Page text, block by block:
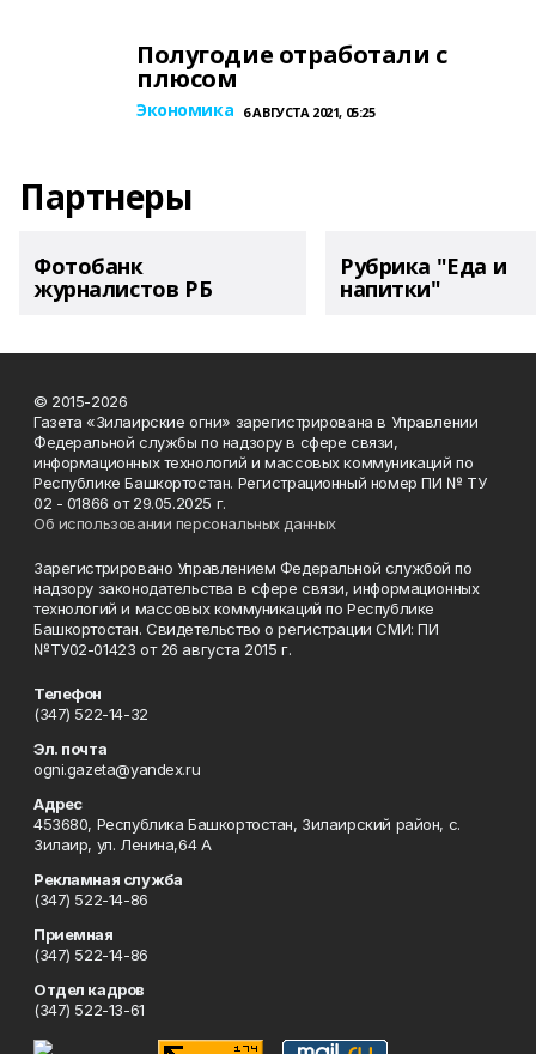
Полугодие отработали с
плюсом
Экономика 6 АВГУСТА 2021, 05:25
Партнеры
Фотобанк
журналистов РБ
Рубрика "Еда и
напитки"
© 2015-2026
Газета «Зилаирские огни» зарегистрирована в Управлении
Федеральной службы по надзору в сфере связи,
информационных технологий и массовых коммуникаций по
Республике Башкортостан. Регистрационный номер ПИ № ТУ
02 - 01866 от 29.05.2025 г.
Об использовании персональных данных
Зарегистрировано Управлением Федеральной службой по
надзору законодательства в сфере связи, информационных
технологий и массовых коммуникаций по Республике
Башкортостан. Свидетельство о регистрации СМИ: ПИ
№ТУ02-01423 от 26 августа 2015 г.
Телефон
(347) 522-14-32
Эл. почта
ogni.gazeta@yandex.ru
Адрес
453680, Республика Башкортостан, Зилаирский район, с.
Зилаир, ул. Ленина,64 А
Рекламная служба
(347) 522-14-86
Приемная
(347) 522-14-86
Отдел кадров
(347) 522-13-61